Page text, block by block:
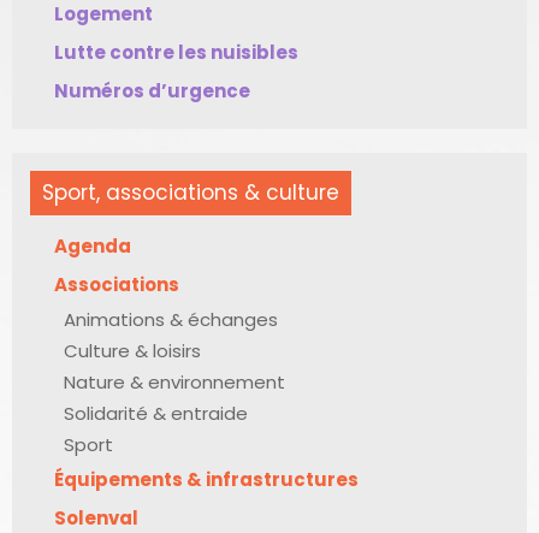
Logement
Lutte contre les nuisibles
Numéros d’urgence
Sport, associations & culture
Agenda
Associations
Animations & échanges
Culture & loisirs
Nature & environnement
Solidarité & entraide
Sport
Équipements & infrastructures
Solenval